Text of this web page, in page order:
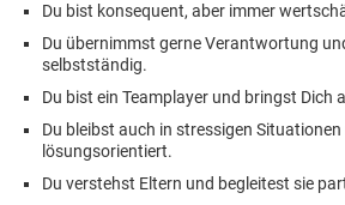
Du bist konsequent, aber immer
Du übernimmst gerne Verantwortung
selbstständig.
Du bist ein Teamplayer und bringst Dich
Du bleibst auch in stressigen Situationen
lösungsorientiert.
Du verstehst Eltern und begleitest sie